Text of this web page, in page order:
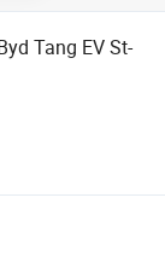
Tang EV St-